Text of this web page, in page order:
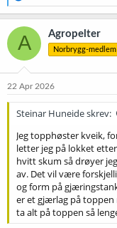
e
a
k
s
o
e
A Agropelter
Norbrygg-medlem
22 Apr 2026
Steinar Huneide skrev:
Jeg topphøster kveik,
letter jeg på lokket
hvitt skum så drøyer
av. Det vil være
og form på
er et gjærlag på toppen
ta alt på toppen så